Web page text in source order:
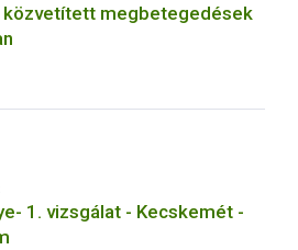
közvetített megbetegedések
1. vizsgálat - Kecskemét -